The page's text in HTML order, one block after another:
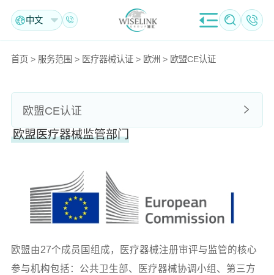
中文
首页 > 服务范围 > 医疗器械认证 > 欧洲 > 欧盟CE认证
欧盟CE认证
欧盟医疗器械监管部门
欧盟由27个成员国组成，医疗器械注册审评与监管的核心
参与机构包括：公共卫生部、医疗器械协调小组、第三方